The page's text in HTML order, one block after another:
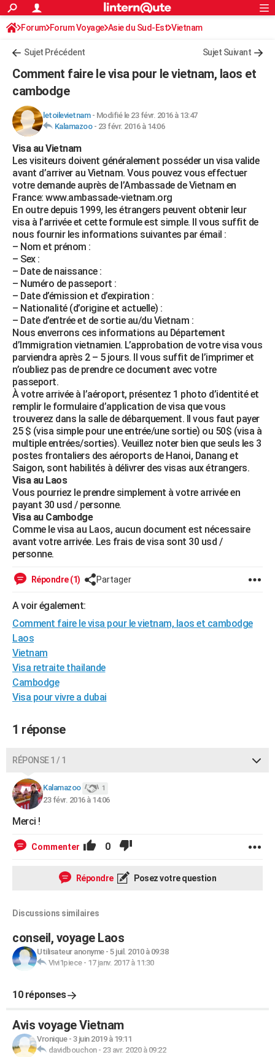
ACTUALITÉS
Politique
Société
Faits Divers
Education
Monde
Villes
+
Programme TV
Streaming
Sorties cinéma
Musique
FINANCE
Retraite
Impôts
Epargne
Immobilier
Risques naturels par ville
Banque
Assurance
Crédit
AUTO
Essais
Réserver un essai
Citadines
Berlines
SUV
Forum auto
HIGH-TECH
Mobiles
Meilleur smartphone
Internet
Ordinateurs
Jeux vidéo
Guide high-tech
BRICOLAGE
Forum
Aménagement intérieur
Extérieur
Cuisine
Salle de bains
Jardinage
Rangement
WEEK-END
Guides de France
Escapades
Patrimoine
Expositions
Musées
Week-end nature
+LIFESTYLE
Art de vivre
Bien-être
Loisirs
Mode
Modes de vie
SANTE
Alimentation
Guide de la santé
Maladies
Médicaments
Sommeil
VOYAGE
Destinations
City break
Voyage nature
Voyage de noces
Forum
Climat
PHOTO
GUIDES D'ACHAT
BONS PLANS
CARTE DE VOEUX
Carte de Noël
Carte Bonne année
Carte Saint-Valentin
Carte Pâques
Carte d'anniversaire
DICTIONNAIRE
Dictionnaire
Biographies
Citations
Expressions
Proverbes
PROGRAMME TV
COPAINS D'AVANT
S'inscrire
Se connecter
Lycées
Collèges
Primaires
Universités
Entreprises
Service militaire
Avis de recherche
AVIS DE DÉCÈS
FORUM
Bricolage
Lifestyle
Culture
Sport
Auto
Television
Voyage
Cinema
S'inscrire
Connexion
Forum Forum Voyage Asie du Sud-Est Vietnam
Sujet Précédent Sujet Suivant
Comment faire le visa pour le vietnam, laos et
cambodge
letoilevietnam- Modifié le 23 févr. 2016 à 13:47
Kalamazoo- 23 févr. 2016 à 14:06
Visa au Vietnam
Les visiteurs doivent généralement posséder un visa valide
avant d’arriver au Vietnam. Vous pouvez vous effectuer
votre demande auprès de l’Ambassade de Vietnam en
France: www.ambassade-vietnam.org
En outre depuis 1999, les étrangers peuvent obtenir leur
visa à l’arrivée et cette formule est simple. Il vous suffit de
nous fournir les informations suivantes par émail :
– Nom et prénom :
– Sex :
– Date de naissance :
– Numéro de passeport :
– Date d’émission et d’expiration :
– Nationalité (d’origine et actuelle) :
– Date d’entrée et de sortie au/du Vietnam :
Nous enverrons ces informations au Département
d’Immigration vietnamien. L’approbation de votre visa vous
parviendra après 2 – 5 jours. Il vous suffit de l’imprimer et
n’oubliez pas de prendre ce document avec votre
passeport.
À votre arrivée à l’aéroport, présentez 1 photo d’identité et
remplir le formulaire d’application de visa que vous
trouverez dans la salle de débarquement. Il vous faut payer
25 $ (visa simple pour une entrée/une sortie) ou 50$ (visa à
multiple entrées/sorties). Veuillez noter bien que seuls les 3
postes frontaliers des aéroports de Hanoi, Danang et
Saigon, sont habilités à délivrer des visas aux étrangers.
Visa au Laos
Vous pourriez le prendre simplement à votre arrivée en
payant 30 usd / personne.
Visa au Cambodge
Comme le visa au Laos, aucun document est nécessaire
avant votre arrivée. Les frais de visa sont 30 usd /
personne.
Répondre (1) Partager
A voir également:
Comment faire le visa pour le vietnam, laos et cambodge
Laos
Vietnam
Visa retraite thailande
Cambodge
Visa pour vivre a dubai
1 réponse
RÉPONSE 1 / 1
Kalamazoo 1
23 févr. 2016 à 14:06
Merci !
Commenter 0
Répondre Posez votre question
Discussions similaires
conseil, voyage Laos
Utilisateur anonyme- 5 juil. 2010 à 09:38
Vivi1piece- 17 janv. 2017 à 11:30
10 réponses
Avis voyage Vietnam
Vronique- 3 juin 2019 à 19:11
davidbouchon- 23 avr. 2020 à 09:22